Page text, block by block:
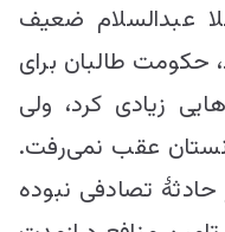
عبدالسلام ضعیف
حکومت طالبان برای
زیادی کرد، ولی
عقب نمی‌رفت.
۱۱ سپتامبر حادثۀ تصادفی نبوده